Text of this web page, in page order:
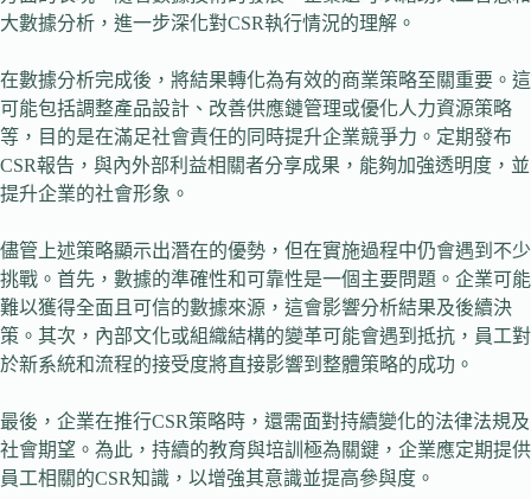
大數據分析，進一步深化對CSR執行情況的理解。
在數據分析完成後，將結果轉化為有效的商業策略至關重要。這
可能包括調整產品設計、改善供應鏈管理或優化人力資源策略
等，目的是在滿足社會責任的同時提升企業競爭力。定期發布
CSR報告，與內外部利益相關者分享成果，能夠加強透明度，並
提升企業的社會形象。
儘管上述策略顯示出潛在的優勢，但在實施過程中仍會遇到不少
挑戰。首先，數據的準確性和可靠性是一個主要問題。企業可能
難以獲得全面且可信的數據來源，這會影響分析結果及後續決
策。其次，內部文化或組織結構的變革可能會遇到抵抗，員工對
於新系統和流程的接受度將直接影響到整體策略的成功。
最後，企業在推行CSR策略時，還需面對持續變化的法律法規及
社會期望。為此，持續的教育與培訓極為關鍵，企業應定期提供
員工相關的CSR知識，以增強其意識並提高參與度。